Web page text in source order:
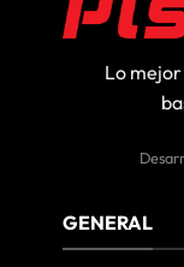
Lo
GENERAL